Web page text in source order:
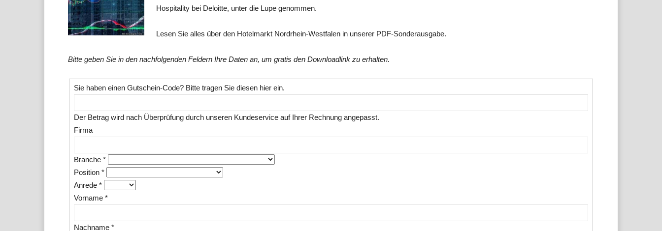
Hospitality bei Deloitte, unter die Lupe genommen.
Lesen Sie alles über den Hotelmarkt Nordrhein-Westfalen in unserer PDF-Sonderausgabe.
Bitte geben Sie in den nachfolgenden Feldern Ihre Daten an, um gratis den Downloadlink zu erhalten.
Sie haben einen Gutschein-Code? Bitte tragen Sie diesen hier ein.
Der Betrag wird nach Überprüfung durch unseren Kundeservice auf Ihrer Rechnung angepasst.
Firma
Branche*
Position*
Anrede*
Vorname*
Nachname*